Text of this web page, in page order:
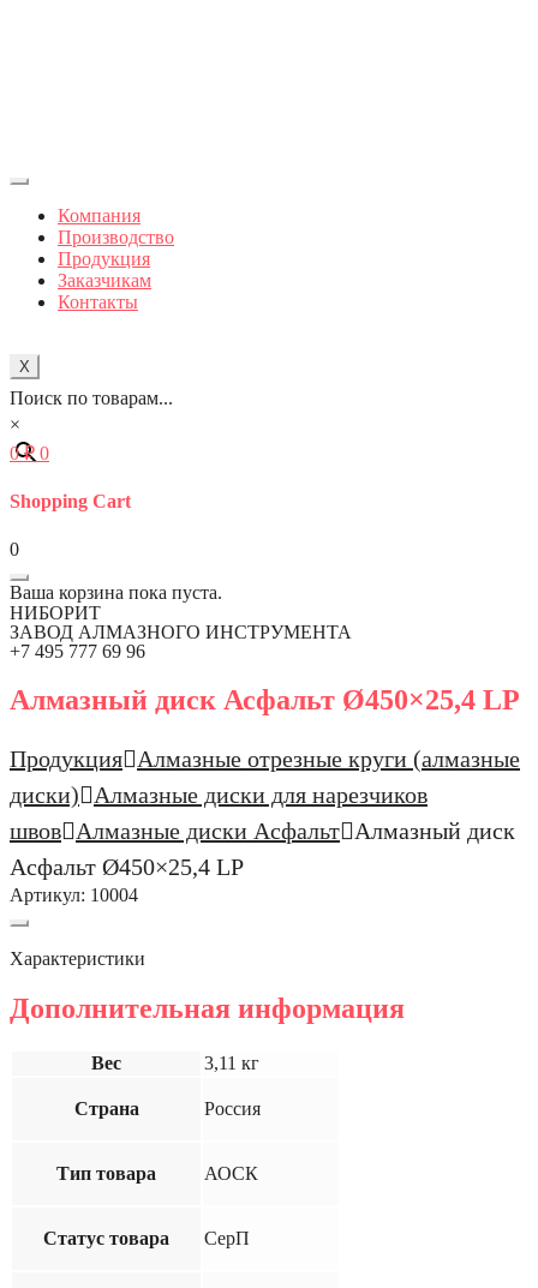
Компания
Производство
Продукция
Заказчикам
Контакты
X
Поиск по товарам...
×
0₽ 0
Shopping Cart
0
Ваша корзина пока пуста.
НИБОРИТ
ЗАВОД АЛМАЗНОГО ИНСТРУМЕНТА
+7 495 777 69 96
Алмазный диск Асфальт Ø450×25,4 LP
Продукция
Алмазные отрезные круги (алмазные
диски)
Алмазные диски для нарезчиков
швов
Алмазные диски Асфальт
Алмазный диск
Асфальт Ø450×25,4 LP
Артикул: 10004
Характеристики
Дополнительная информация
Вес 3,11 кг
Страна Россия
Тип товара АОСК
Статус товара СерП